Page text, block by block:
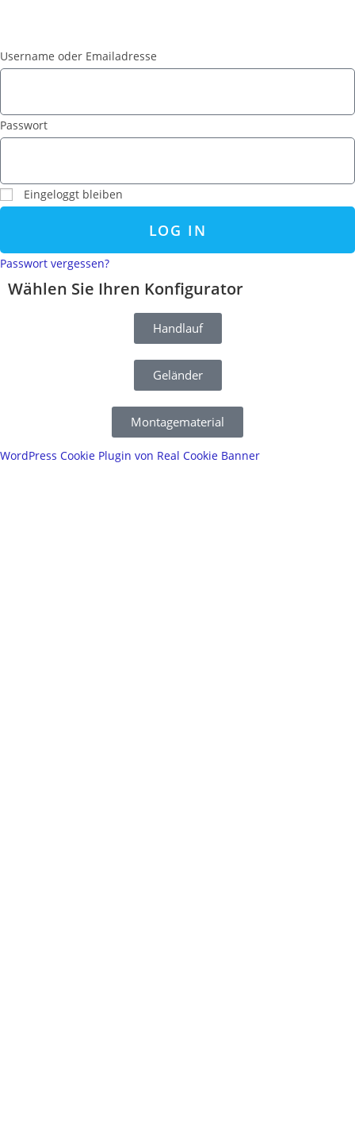
Username oder Emailadresse
Passwort
Eingeloggt bleiben
LOG IN
Passwort vergessen?
Wählen Sie Ihren Konfigurator
Handlauf
Geländer
Montagematerial
WordPress Cookie Plugin von Real Cookie Banner